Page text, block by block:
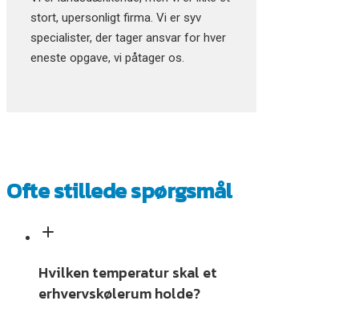
stort, upersonligt firma. Vi er syv
specialister, der tager ansvar for hver
eneste opgave, vi påtager os.
Ofte stillede spørgsmål
Hvilken temperatur skal et
erhvervskølerum holde?